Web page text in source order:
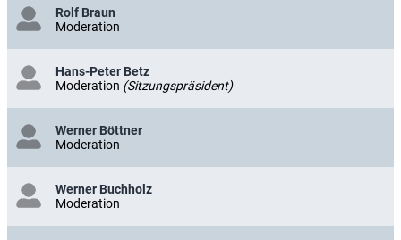
Rolf Braun
Moderation
Hans-Peter Betz
Moderation (Sitzungspräsident)
Werner Böttner
Moderation
Werner Buchholz
Moderation